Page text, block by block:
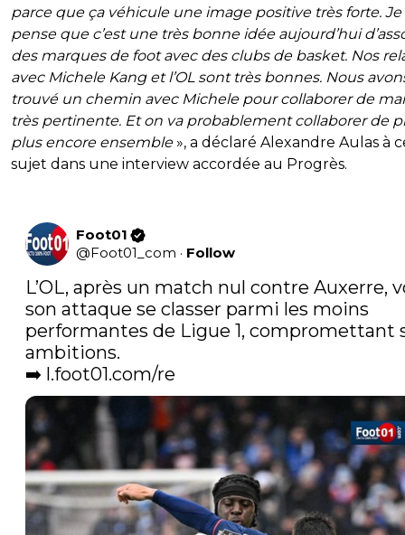
parce que ça véhicule une image positive très forte. Je
pense que c’est une très bonne idée aujourd’hui
des marques de foot avec des clubs de basket. Nos
avec Michele Kang et l’OL sont très bonnes. Nous
trouvé un chemin avec Michele pour collaborer de
très pertinente. Et on va probablement collaborer de
plus encore ensemble», a déclaré Alexandre Aulas à
sujet dans une interview accordée au Progrès.
Foot01
@Foot01_com · Follow
L’OL, après un match nul contre Auxerre,
son attaque se classer parmi les moins
performantes de Ligue 1, compromettant
ambitions.
➡️ l.foot01.com/re